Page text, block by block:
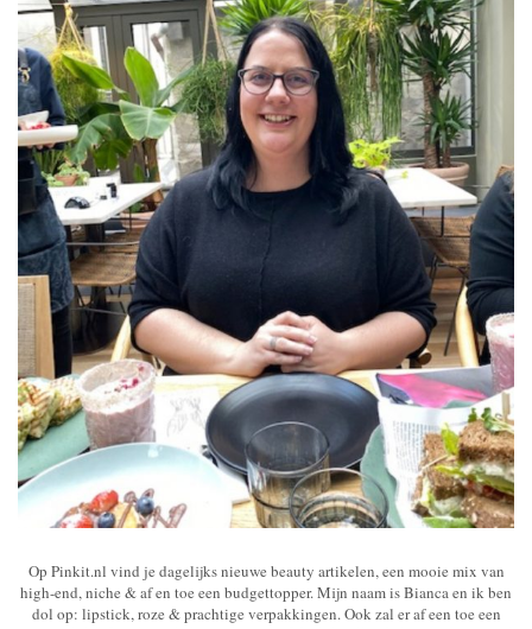
Op Pinkit.nl vind je dagelijks nieuwe beauty artikelen, een mooie mix van
high-end, niche & af en toe een budgettopper. Mijn naam is Bianca en ik ben
dol op: lipstick, roze & prachtige verpakkingen. Ook zal er af een toe een